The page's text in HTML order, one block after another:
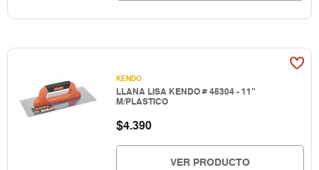
KENDO
LLANA LISA KENDO # 45304 - 11"
M/PLASTICO
$4.390
VER PRODUCTO